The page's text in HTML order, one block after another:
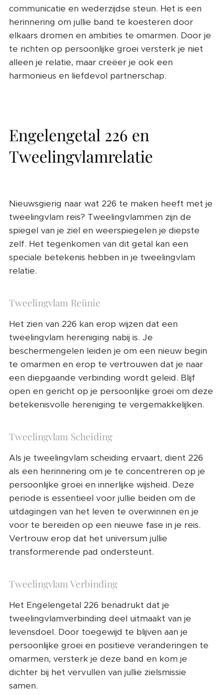
communicatie en wederzijdse steun. Het is een
herinnering om jullie band te koesteren door
elkaars dromen en ambities te omarmen. Door je
te richten op persoonlijke groei versterk je niet
alleen je relatie, maar creëer je ook een
harmonieus en liefdevol partnerschap.
Engelengetal 226 en
Tweelingvlamrelatie
Nieuwsgierig naar wat 226 te maken heeft met je
tweelingvlam reis? Tweelingvlammen zijn de
spiegel van je ziel en weerspiegelen je diepste
zelf. Het tegenkomen van dit getal kan een
speciale betekenis hebben in je tweelingvlam
relatie.
Tweelingvlam Reünie
Het zien van 226 kan erop wijzen dat een
tweelingvlam hereniging nabij is. Je
beschermengelen leiden je om een nieuw begin
te omarmen en erop te vertrouwen dat je naar
een diepgaande verbinding wordt geleid. Blijf
open en gericht op je persoonlijke groei om deze
betekenisvolle hereniging te vergemakkelijken.
Tweelingvlam Scheiding
Als je tweelingvlam scheiding ervaart, dient 226
als een herinnering om je te concentreren op je
persoonlijke groei en innerlijke wijsheid. Deze
periode is essentieel voor jullie beiden om de
uitdagingen van het leven te overwinnen en je
voor te bereiden op een nieuwe fase in je reis.
Vertrouw erop dat het universum jullie
transformerende pad ondersteunt.
Tweelingvlam Verbinding
Het Engelengetal 226 benadrukt dat je
tweelingvlamverbinding deel uitmaakt van je
levensdoel. Door toegewijd te blijven aan je
persoonlijke groei en positieve veranderingen te
omarmen, versterk je deze band en kom je
dichter bij het vervullen van jullie zielsmissie
samen.